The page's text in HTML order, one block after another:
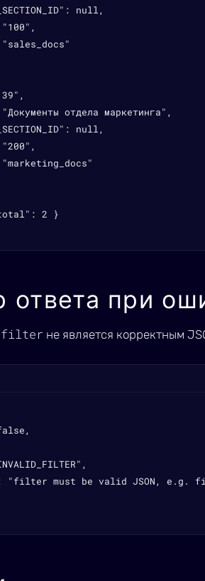
null,
отдела маркетинга",
null,
2 }
ответа при
filter не является корректным
"filter must be valid JSON, e.g.